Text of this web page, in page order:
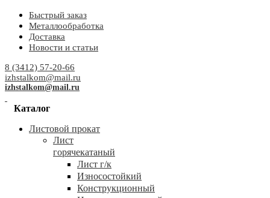
Быстрый заказ
Металлообработка
Доставка
Новости и статьи
8 (3412) 57-20-66
izhstalkom@mail.ru
izhstalkom@mail.ru
Каталог
Листовой прокат
Лист
горячекатаный
Лист г/к
Износостойкий
Конструкционный